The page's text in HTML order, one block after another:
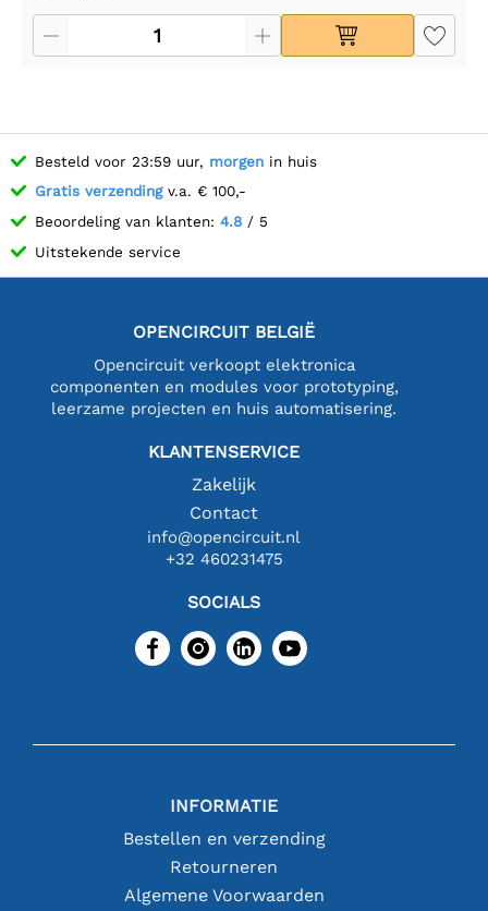
Besteld voor 23:59 uur, morgen in huis
Gratis verzendingv.a. € 100,-
Beoordeling van klanten: 4.8 / 5
Uitstekende service
OPENCIRCUIT BELGIË
Opencircuit verkoopt elektronica
componenten en modules voor prototyping,
leerzame projecten en huis automatisering.
KLANTENSERVICE
Zakelijk
Contact
info@opencircuit.nl
+32 460231475
SOCIALS
INFORMATIE
Bestellen en verzending
Retourneren
Algemene Voorwaarden